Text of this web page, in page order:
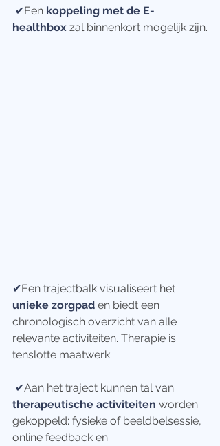
✔Een koppeling met de E-
healthbox zal binnenkort mogelijk zijn.
✔Een trajectbalk visualiseert het
unieke zorgpad en biedt een
chronologisch overzicht van alle
relevante activiteiten. Therapie is
tenslotte maatwerk.
✔Aan het traject kunnen tal van
therapeutische activiteiten worden
gekoppeld: fysieke of beeldbelsessie,
online feedback en